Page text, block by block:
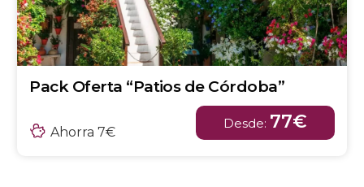
Pack Oferta “Patios de Córdoba”
Ahorra 7€
Desde: 77€